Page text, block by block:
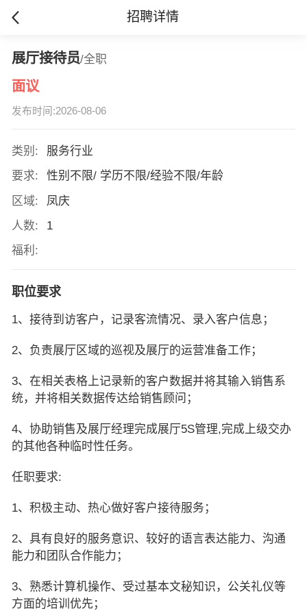
招聘详情
展厅接待员/全职
面议
发布时间:2026-08-06
类别:
服务行业
要求:
性别不限/ 学历不限/经验不限/年龄
区域:
凤庆
人数:
1
福利:
职位要求
1、接待到访客户，记录客流情况、录入客户信息；
2、负责展厅区域的巡视及展厅的运营准备工作；
3、在相关表格上记录新的客户数据并将其输入销售系
统，并将相关数据传达给销售顾问；
4、协助销售及展厅经理完成展厅5S管理,完成上级交办
的其他各种临时性任务。
任职要求:
1、积极主动、热心做好客户接待服务；
2、具有良好的服务意识、较好的语言表达能力、沟通
能力和团队合作能力；
3、熟悉计算机操作、受过基本文秘知识，公关礼仪等
方面的培训优先；